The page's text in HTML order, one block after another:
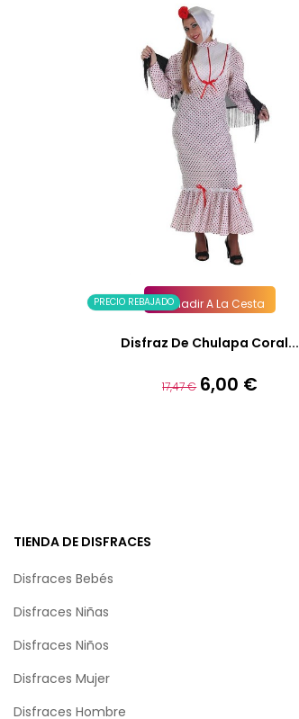
PRECIO REBAJADOAñadir A La Cesta
Disfraz De Chulapa Coral...
Precio
17,47 € Precio
6,00 €
TIENDA DE DISFRACES
Disfraces Bebés
Disfraces Niñas
Disfraces Niños
Disfraces Mujer
Disfraces Hombre